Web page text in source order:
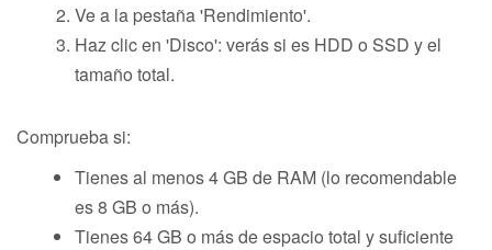
Ve a la pestaña 'Rendimiento'.
Haz clic en 'Disco': verás si es HDD o SSD y el
tamaño total.
Comprueba si:
Tienes al menos 4 GB de RAM (lo recomendable
es 8 GB o más).
Tienes 64 GB o más de espacio total y suficiente